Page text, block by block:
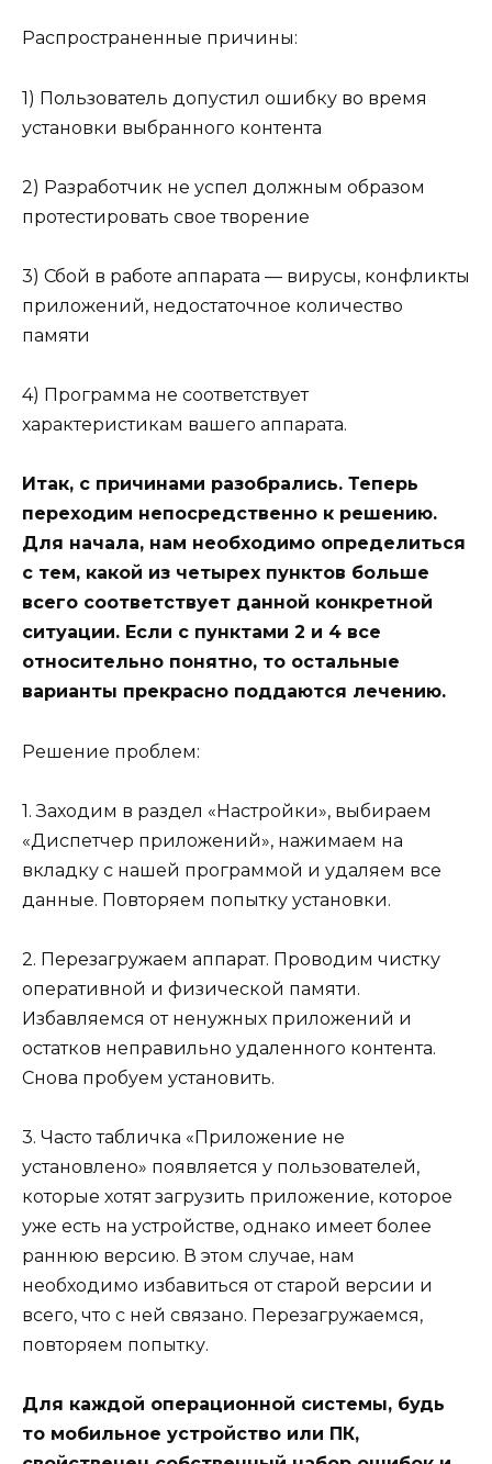
Распространенные причины:
1) Пользователь допустил ошибку во время
установки выбранного контента
2) Разработчик не успел должным образом
протестировать свое творение
3) Сбой в работе аппарата — вирусы, конфликты
приложений, недостаточное количество
памяти
4) Программа не соответствует
характеристикам вашего аппарата.
Итак, с причинами разобрались. Теперь
переходим непосредственно к решению.
Для начала, нам необходимо определиться
с тем, какой из четырех пунктов больше
всего соответствует данной конкретной
ситуации. Если с пунктами 2 и 4 все
относительно понятно, то остальные
варианты прекрасно поддаются лечению.
Решение проблем:
1. Заходим в раздел «Настройки», выбираем
«Диспетчер приложений», нажимаем на
вкладку с нашей программой и удаляем все
данные. Повторяем попытку установки.
2. Перезагружаем аппарат. Проводим чистку
оперативной и физической памяти.
Избавляемся от ненужных приложений и
остатков неправильно удаленного контента.
Снова пробуем установить.
3. Часто табличка «Приложение не
установлено» появляется у пользователей,
которые хотят загрузить приложение, которое
уже есть на устройстве, однако имеет более
раннюю версию. В этом случае, нам
необходимо избавиться от старой версии и
всего, что с ней связано. Перезагружаемся,
повторяем попытку.
Для каждой операционной системы, будь
то мобильное устройство или ПК,